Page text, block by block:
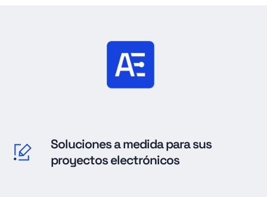
Soluciones a medida para sus
proyectos electrónicos